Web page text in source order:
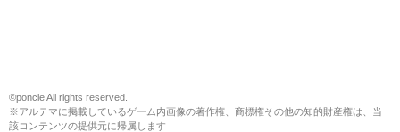
©poncle All rights reserved.
※アルテマに掲載しているゲーム内画像の著作権、商標権その他の知的財産権は、当
該コンテンツの提供元に帰属します